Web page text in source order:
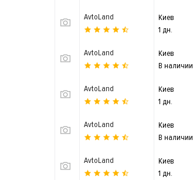
AvtoLand
Киев
1 дн.
AvtoLand
Киев
В наличии
AvtoLand
Киев
1 дн.
AvtoLand
Киев
В наличии
AvtoLand
Киев
1 дн.